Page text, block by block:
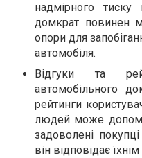
надмірного
домкрат повинен
опори для
автомобіля.
Відгуки та
автомобільного
рейтинги
людей може
задоволені
він відповідає